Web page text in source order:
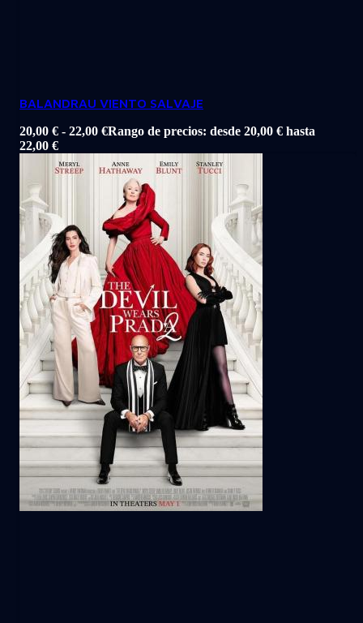
BALANDRAU VIENTO SALVAJE
20,00 € - 22,00 €Rango de precios: desde 20,00 € hasta
22,00 €